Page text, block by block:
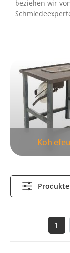
beziehen wir
Kategoriegalerie
Seite
1